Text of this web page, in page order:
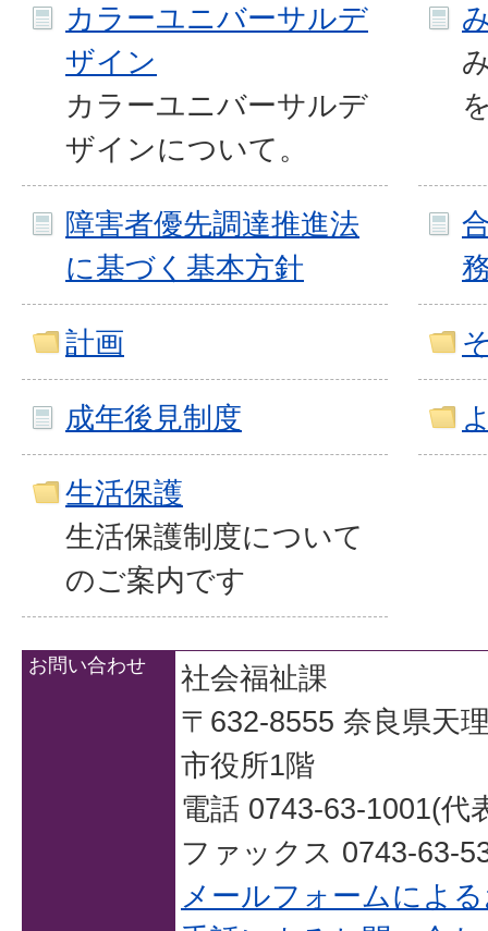
カラーユニバーサルデ
ザイン
カラーユニバーサルデ
ザインについて。
障害者優先調達推進法
に基づく基本方針
計画
成年後見制度
生活保護
生活保護制度について
のご案内です
お問い合わせ
社会福祉課
〒632-8555 奈良県天
市役所1階
電話 0743-63-1001(代
ファックス 0743-63-
メールフォームによ